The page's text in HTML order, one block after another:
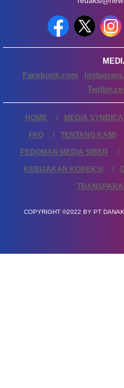
Facebook.com
HOME MEDIA
FAQ
TENTANG KAMI
PEDOMAN MEDIA SIBER
KEBIJAKAN KOREKSI
COPYRIGHT ©2022 BY PT